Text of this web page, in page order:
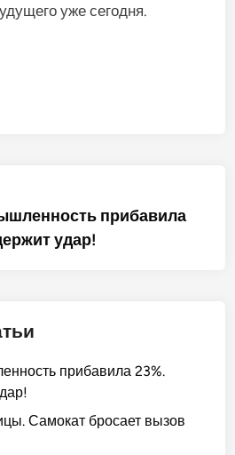
уже сегодня.
прибавила
удар!
прибавила 23%.
Самокат бросает вызов